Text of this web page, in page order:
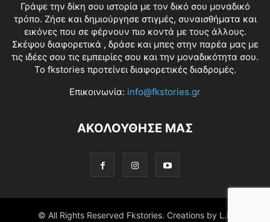
Γράψε την δίκη σου ιστορία με τον δικό σου μοναδικό
τρόπο. Ζήσε και δημιούργησε στιγμές, συναισθήματα και
εικόνες που σε φέρνουν πιο κοντά με τους άλλους.
Σκέψου διαφορετικά , δράσε και μπες στην παρέα μας με
τις ιδέες σου τις εμπειρίες σου και την μοναδικότητα σου.
Το fkstories προτείνει διαφορετικές διαδρομές.
Επικοινωνία: info@fkstories.gr
ΑΚΟΛΟΥΘΗΣΕ ΜΑΣ
© All Rights Reserved Fkstories. Creations by L.K